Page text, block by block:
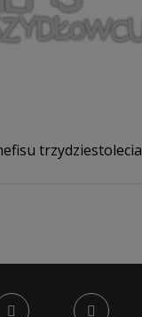
trzydziestolecia